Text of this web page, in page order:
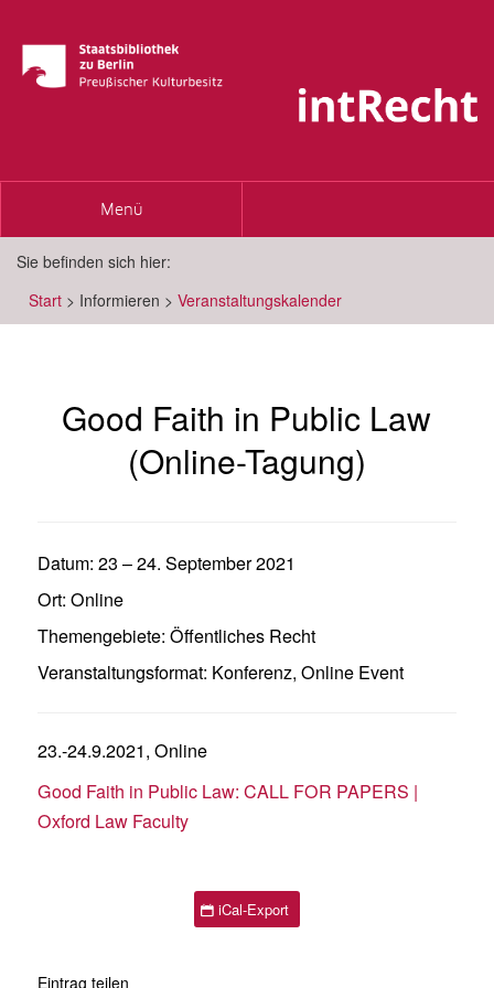
Toggle
Menü
Sie befinden sich hier:
Start > Informieren > Veranstaltungskalender
Good Faith in Public Law
(Online-Tagung)
Datum: 23 –24. September 2021
Ort: Online
Themengebiete: Öffentliches Recht
Veranstaltungsformat: Konferenz, Online Event
23.-24.9.2021, Online
Good Faith in Public Law: CALL FOR PAPERS |
Oxford Law Faculty
iCal-Export
Eintrag teilen